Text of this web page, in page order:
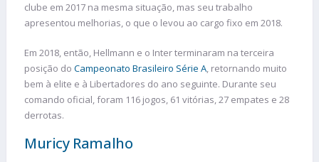
clube em 2017 na mesma situação, mas seu trabalho
apresentou melhorias, o que o levou ao cargo fixo em 2018.
Em 2018, então, Hellmann e o Inter terminaram na terceira
posição do Campeonato Brasileiro Série A, retornando muito
bem à elite e à Libertadores do ano seguinte. Durante seu
comando oficial, foram 116 jogos, 61 vitórias, 27 empates e 28
derrotas.
Muricy Ramalho